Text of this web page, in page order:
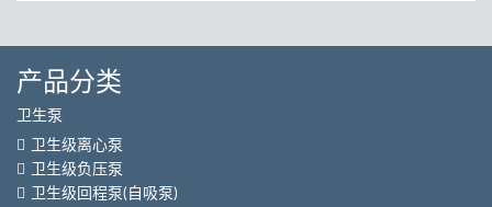
产品分类
卫生泵
卫生级离心泵
卫生级负压泵
卫生级回程泵(自吸泵)